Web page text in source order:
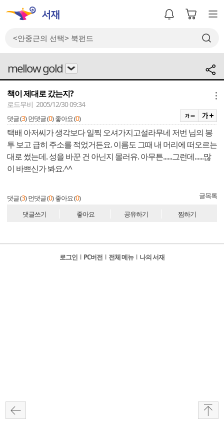
mellow gold
책이 제대로 갔는지?
로드무비 2005/12/30 09:34
댓글 (3) 먼댓글 (0) 좋아요 (0)
택배 아저씨가 생각보다 일찍 오셔가지고설라무네 저번 님의 봉
투 보고 급히 주소를 적었거든요. 이름도 그때 내 머리에 떠오르는
대로 썼는데. 성을 바꾼 건 아닌지 몰러유. 아무튼......그런데......많
이 바쁘신가 봐요.^^
댓글 (3) 먼댓글 (0) 좋아요 (0) 글목록
댓글쓰기 좋아요 공유하기 찜하기
로그인 l PC버전 l 전체 메뉴 l 나의 서재